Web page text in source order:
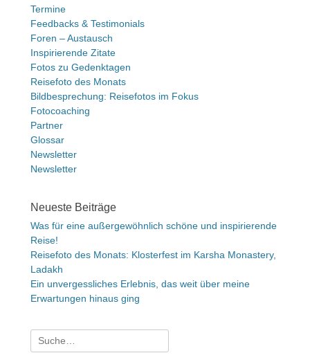
Termine
Feedbacks & Testimonials
Foren – Austausch
Inspirierende Zitate
Fotos zu Gedenktagen
Reisefoto des Monats
Bildbesprechung: Reisefotos im Fokus
Fotocoaching
Partner
Glossar
Newsletter
Newsletter
Neueste Beiträge
Was für eine außergewöhnlich schöne und inspirierende
Reise!
Reisefoto des Monats: Klosterfest im Karsha Monastery,
Ladakh
Ein unvergessliches Erlebnis, das weit über meine
Erwartungen hinaus ging
Suche
nach: